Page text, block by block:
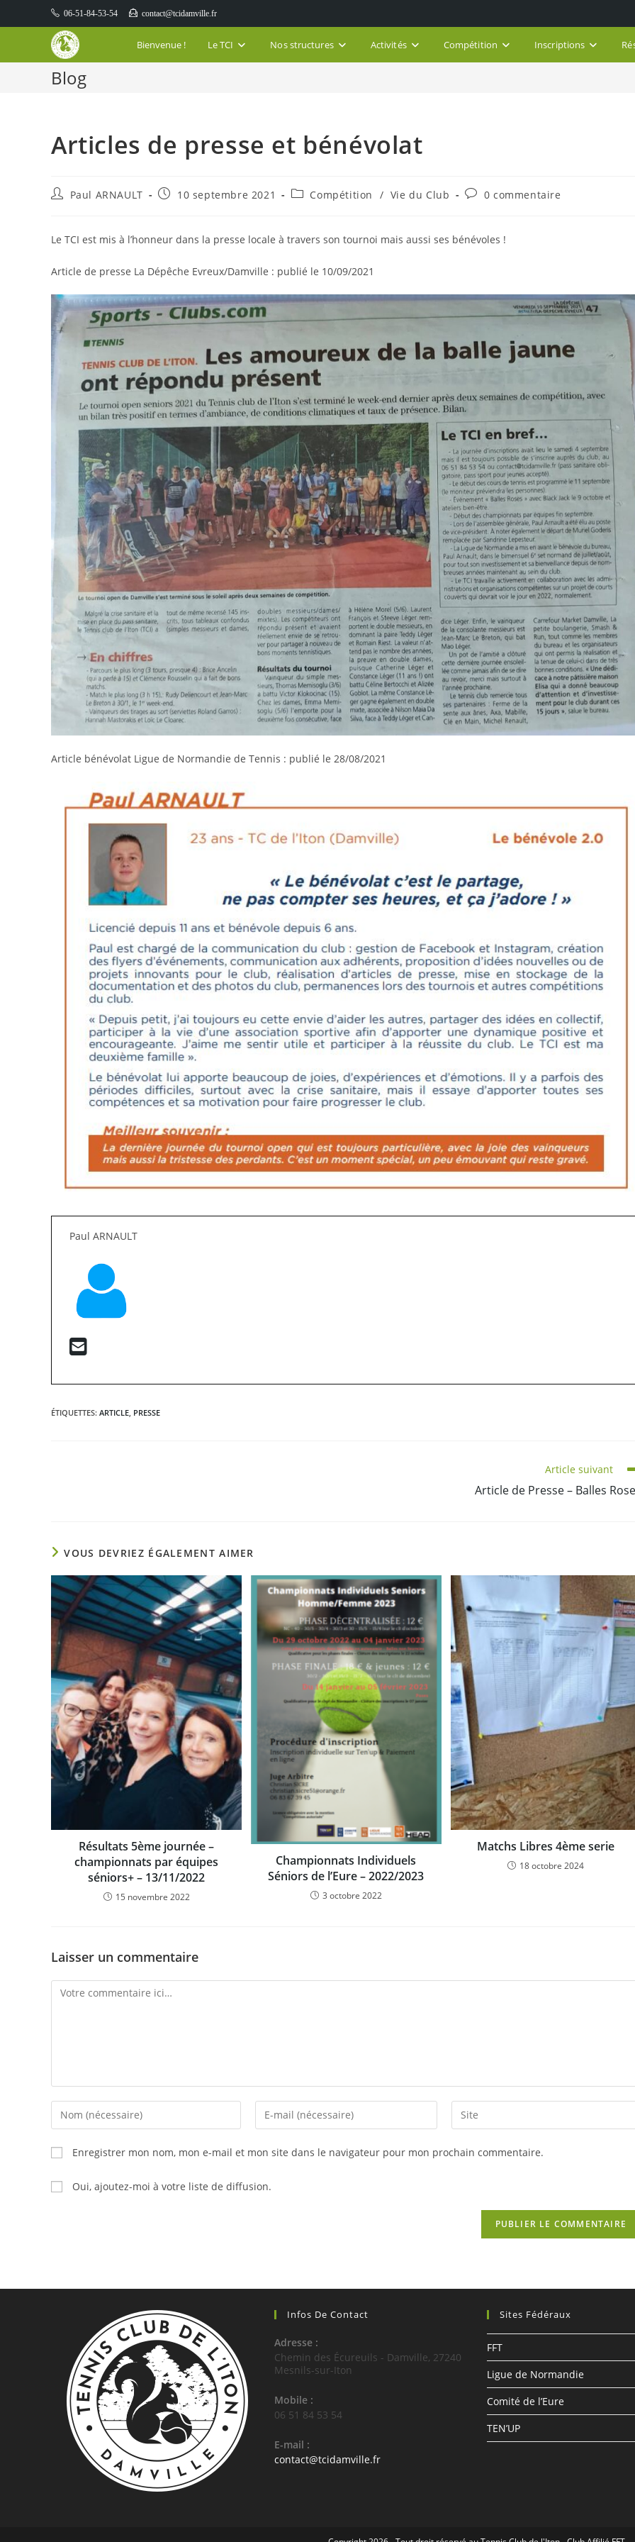
to
06-51-84-53-54 contact@tcidamville.fr
Bienvenue ! Le TCI Nos structures Activités Compétition Inscriptions
Blog
Articles de presse et bénévolat
Auteur/autrice
publication :
Paul ARNAULT
Publication
10 septembre 2021
PostCompétition / Vie du Club
Commentaires
publication :
0 commentaire
Le TCI est mis à l’honneur dans la presse locale à travers son tournoi mais aussi ses bénévoles !
Article de presse La Dépêche Evreux/Damville : publié le 10/09/2021
Article bénévolat Ligue de Normandie de Tennis : publié le 28/08/2021
Paul ARNAULT
ÉTIQUETTES: ARTICLE PRESSE
Article suivant
Article de Presse – Balles
VOUS DEVRIEZ ÉGALEMENT AIMER
Résultats 5ème journée –
championnats par équipes
séniors+ – 13/11/2022
15 novembre 2022
Championnats Individuels
Séniors de l’Eure – 2022/2023
3 octobre 2022
Matchs Libres 4ème serie
18 octobre 2024
Laisser un commentaire
Comment
Enter
your
name
or
username
Enter
your
to
Saisir
l’URL
Enregistrer mon nom, mon e-mail et mon site dans le navigateur pour mon prochain commentaire.
Oui, ajoutez-moi à votre liste de diffusion.
Infos De Contact
Adresse :
Chemin des Écureuils - Damville, 27240
Mesnils-sur-Iton
Mobile :
06 51 84 53 54
E-mail :
contact@tcidamville.frS’ouvre
Sites Fédéraux
FFT
Ligue de Normandie
Comité de l’Eure
TEN’UP